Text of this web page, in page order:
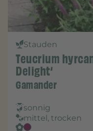
Stauden
Teucrium
Delight‘
Gamander
sonnig
mittel, trocken